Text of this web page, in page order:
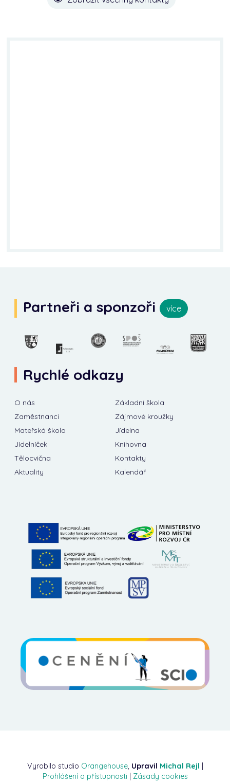
Partneři a sponzoři více
Rychlé odkazy
O nás
Základní škola
Zaměstnanci
Zájmové kroužky
Mateřská škola
Jídelna
Jídelníček
Knihovna
Tělocvična
Kontakty
Aktuality
Kalendář
Vyrobilo studio Orangehouse, Upravil Michal Rejl |
Prohlášení o přístupnosti | Zásady cookies